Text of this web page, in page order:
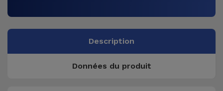
Description
Données du produit